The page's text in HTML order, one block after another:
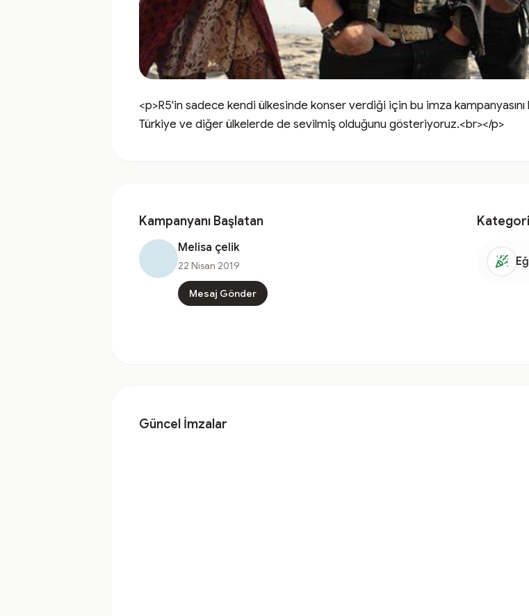
<p>R5'in sadece kendi ülkesinde konser verdiği için bu imza
Türkiye ve diğer ülkelerde de sevilmiş olduğunu gösteriyoruz.<br></p>
Kampanyanı Başlatan
Melisa çelik
22 Nisan 2019
Mesaj Gönder
Kategori
Güncel İmzalar